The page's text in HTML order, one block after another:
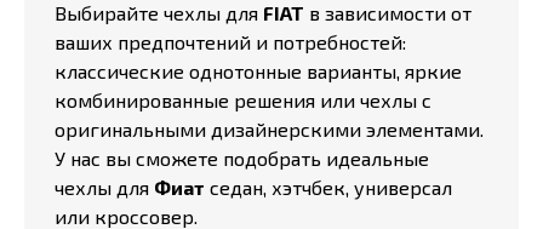
Выбирайте чехлы для FIAT в зависимости от
ваших предпочтений и потребностей:
классические однотонные варианты, яркие
комбинированные решения или чехлы с
оригинальными дизайнерскими элементами.
У нас вы сможете подобрать идеальные
чехлы для Фиат седан, хэтчбек, универсал
или кроссовер.